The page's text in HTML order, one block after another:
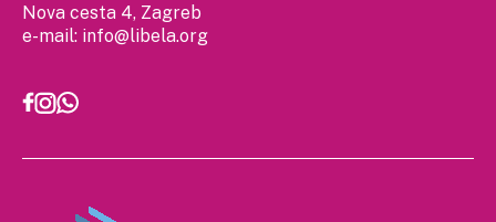
Nova cesta 4, Zagreb
e-mail: info@libela.org